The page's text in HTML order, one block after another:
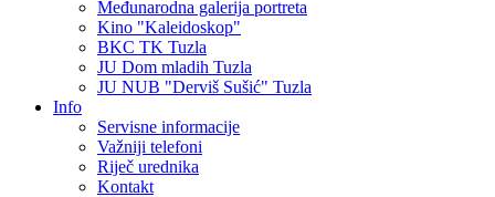
Međunarodna galerija portreta
Kino "Kaleidoskop"
BKC TK Tuzla
JU Dom mladih Tuzla
JU NUB "Derviš Sušić" Tuzla
Info
Servisne informacije
Važniji telefoni
Riječ urednika
Kontakt